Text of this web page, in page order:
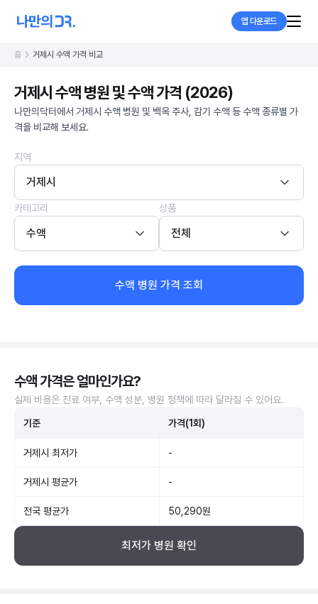
앱 다운로드
홈 거제시 수액 가격 비교
거제시 수액 병원 및 수액 가격 (2026)
나만의닥터에서 거제시 수액 병원 및 백옥 주사, 감기 수액 등 수액 종류별 가
격을 비교해 보세요.
지역
거제시
카테고리
수액
상품
전체
수액 병원 가격 조회
수액 가격은 얼마인가요?
실제 비용은 진료 여부, 수액 성분, 병원 정책에 따라 달라질 수 있어요.
기준 가격(1회)
거제시 최저가 -
거제시 평균가 -
전국 평균가 50,290원
최저가 병원 확인